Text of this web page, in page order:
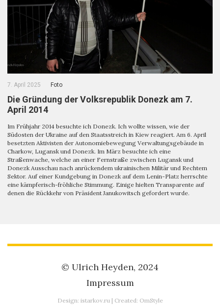
7. April 2025 Foto
Die Gründung der Volksrepublik Donezk am 7.
April 2014
Im Frühjahr 2014 besuchte ich Donezk. Ich wollte wissen, wie der
Südosten der Ukraine auf den Staatsstreich in Kiew reagiert. Am 6. April
besetzten Aktivisten der Autonomiebewegung Verwaltungsgebäude in
Charkow, Lugansk und Donezk. Im März besuchte ich eine
Straßenwache, welche an einer Fernstraße zwischen Lugansk und
Donezk Ausschau nach anrückendem ukrainischen Militär und Rechtem
Sektor. Auf einer Kundgebung in Donezk auf dem Lenin-Platz herrschte
eine kämpferisch-fröhliche Stimmung. Einige hielten Transparente auf
denen die Rückkehr von Präsident Janukowitsch gefordert wurde.
© Ulrich Heyden, 2024
Impressum
Design: istarkov.ru| Created: OmStyle